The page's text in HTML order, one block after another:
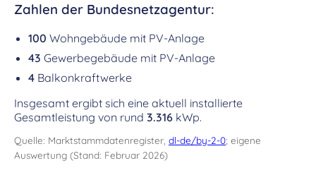
Zahlen der Bundesnetzagentur:
100 Wohngebäude mit PV-Anlage
43 Gewerbegebäude mit PV-Anlage
4 Balkonkraftwerke
Insgesamt ergibt sich eine aktuell installierte
Gesamtleistung von rund 3.316 kWp.
Quelle: Marktstammdatenregister, dl-de/by-2-0; eigene
Auswertung (Stand: Februar 2026)